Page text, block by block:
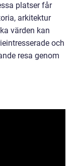
platser får
arkitektur
värden kan
och
resa genom